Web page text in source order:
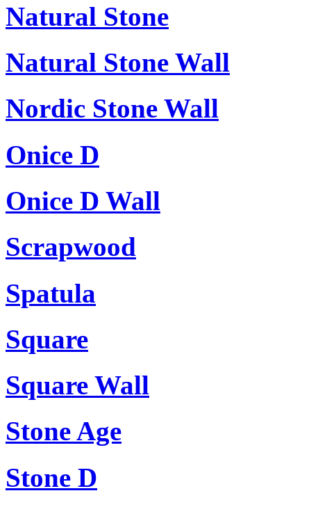
Natural Stone
Natural Stone Wall
Nordic Stone Wall
Onice D
Onice D Wall
Scrapwood
Spatula
Square
Square Wall
Stone Age
Stone D